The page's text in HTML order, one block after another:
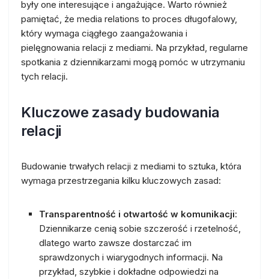
były one interesujące i angażujące. Warto również
pamiętać, że media relations to proces długofalowy,
który wymaga ciągłego zaangażowania i
pielęgnowania relacji z mediami. Na przykład, regularne
spotkania z dziennikarzami mogą pomóc w utrzymaniu
tych relacji.
Kluczowe zasady budowania
relacji
Budowanie trwałych relacji z mediami to sztuka, która
wymaga przestrzegania kilku kluczowych zasad:
Transparentność i otwartość w komunikacji:
Dziennikarze cenią sobie szczerość i rzetelność,
dlatego warto zawsze dostarczać im
sprawdzonych i wiarygodnych informacji. Na
przykład, szybkie i dokładne odpowiedzi na